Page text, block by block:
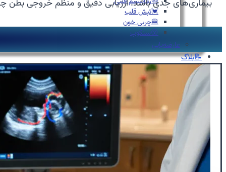
💓تپش قلب
🍔چربی خون
😵سنکوپ
عارضه‌یابی
📝بلاگ
⏰نوبت‌دهی آنلاین
👩🏻‍⚕️درباره ما
🩺دکتر محبوبه شیخ
🏥درباره کلینیک
📕زندگینامه
🪪مدارک و مجوزهای حرفه‌ای
📃سوابق علمی و اجرایی
🥇افتخارات و تقدیرنامه‌ها
📞تماس با ما
بیماری‌های جدی باشد. ارزیابی دقیق و منظم خروجی